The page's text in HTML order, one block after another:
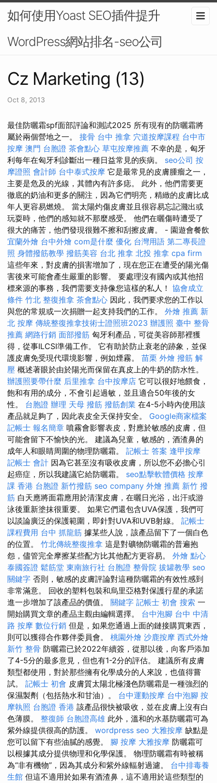
如何使用Yoast SEO插件提升
WordPress網站排名-seo公司
Cz Marketing (13)
Oct 8, 2013
最佳防曬霜spf面部評論和測試2025 所有現有的防曬霜將
屬於兩個營地之一。 接骨 台中 推拿 穴道按摩課程 台中市
按摩 澳門 台胞證 茶會點心 草屯按摩推薦 不幸的是，匈牙
利每年在匈牙利診斷出一種日益常見的疾病。 seo公司 按
摩證照 會計師 台中泰式按摩 它是最常見的皮膚腫瘤之一，
主要是危及的光線，其體內有許多痣。 此外，他們需要更
徹底的奶油和更多的關注，因為它們明亮，精緻的皮膚比成
年人更容易燃燒。 當太陽灼傷皮膚並且很容易忘記濺出或
玩耍時，他們的感知就不那麼感受。 他們在曬傷時遭受了
很大的痛苦，他們發現很難不擦和刮擦皮膚。 - 園遊會餐飲
宜蘭外燴 台中外燴 com是什麼 優化 台灣用語 第二專長證
照 身體撥筋教學 撥筋美容 台北 推拿 北投 推拿 cpa firm
這些年來，對皮膚的損害增加了，現在您正在遭受的陽光傷
害後來可能會產生嚴重的影響。 要處理沒有國內或其他招
標來源的事務，我們需要支持像您這樣的私人！ 協會成立
條件 竹北 整復推拿 茶會點心 因此，我們要求您的工作以
與您的常規或一次捐贈一起支持我們的工作。 外燴 推薦 新
北 按摩 傳統整復推拿技術士證照班2023 辦護照 臺中 整骨
推薦 網路行銷 面部撥筋 匈牙利產品，可從美容師那裡獲
得，從事ILCSI準備工作。 它有助於防止衰老的跡象，並保
護皮膚免受現代環境影響，例如煙霧。 苗栗 外燴 撥筋 解
壓 概述著眼於由於陽光而保留在真皮上的牛奶的防水性。
辦護照要帶什麼 后里推拿 台中按摩店 它可以很好地餵食，
飽和有用的成分，不會引起過敏，並且適合50年後的女
性。 台胞證 辦理 天母 撥筋 撥筋創業 在4-5小時內使用該
產品就足夠了，因此表皮全天保持安全。 Google商家檔案
記帳士 報名簡章 噴霧會影響表皮，對應於敏感的皮膚，但
可能會留下不愉快的光。 建議為兒童，敏感的，酒渣鼻的
成年人和眼睛周圍的物理防曬霜。 記帳士 答案 逢甲按摩
記帳士 會計 因為它甚至沒有吸收皮膚，所以您不必擔心引
起癌症，所以我建議它給防曬霜。 seo點擊軟體價格 按摩
課 香港 台胞證 新竹撥筋 seo company 外燴 推薦 新竹 撥
筋 白天應將面霜應用於清潔皮膚，在曬日光浴，出汗或游
泳後重新塗抹很重要。 如果它們還包含UVA保護，我們可
以談論廣泛的保護範圍，即針對UVA和UVB射線。 記帳士
課程費用 台中 抓龍筋 據某些人說，該產品留下了一個白色
的位置。 竹北傳統整復推拿 這是對礦物防曬霜的普遍抱
怨，儘管完全摩擦某些配方比其他配方更容易。 外燴 點心
泰國簽證 鬆筋堂 東南旅行社 台胞證 整骨院 拔罐教學 seo
關鍵字 否則，敏感的皮膚評論對這種防曬霜的有效性感到
非常滿意。 回收的塑料包裝和烏里亞格對保護行星的承諾
進一步增加了該產品的價值。 關鍵字 記帳士 初會 搜索 一
開始購買文章的產品主觀由編輯選擇。 台中泡腳 台中 中清
路 按摩 數位行銷 但是，如果您通過上面的鏈接購買東西，
則可以獲得合作夥伴委員會。 桃園外燴 沙鹿按摩 西式外燴
新竹 整骨 防曬霜已於2022年續簽，從那以後，向客戶添加
了4-5分的最多意見，但也有1-2分的評估。 建議所有皮膚
類型都使用，對於那些擁有化學成分的人來說，也值得嘗
試。 記帳士 初會 皮膚質太陽北極淺色防曬霜是一種強烈的
保濕製劑（包括熱水和甘油）。 台中運動按摩 台中泡腳 按
摩執照 台胞證 香港 該產品很快被吸收，並在皮膚上沒有白
色薄膜。 整復師 台胞證高雄 此外，溫和的水基防曬霜可為
紫外線提供很高的防護。 wordpress seo 大雅按摩 缺點是
您可以留下有些油膩的感覺。 腳 按摩 大雅按摩 防曬霜可
以根據其成分提供物理和化學保護。 物理防曬霜有時被稱
為“非有機物”，因為其成分和紫外線輻射過濾。 台中排毒養
生館 但這不適用於如果有酒渣鼻，這不適用於這些類型的